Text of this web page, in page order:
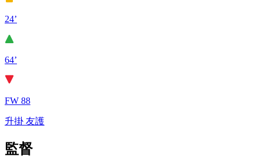
24’
64’
FW 88
升掛 友護
監督